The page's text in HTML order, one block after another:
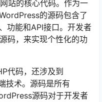
站的核心代码。作为一
的源码包含了
功能和API接口。开发者
码，来实现个性化的功
代码，还涉及到
技术。源码是所有
源码对于开发者